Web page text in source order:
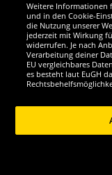
Copyright © 2024
*Alle Preise inkl. gesetzl.
Weitere Informationen
und in den Cookie-
die Nutzung unserer
jederzeit mit Wirkung
widerrufen. Je nach
Verarbeitung deiner
EU vergleichbares
es besteht laut EuGH